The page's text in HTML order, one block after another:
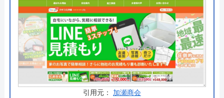
レの紹介」も無料で行ってくれるので、まずは気軽
に相談してみてはいかがでしょうか。
公式サイトで
料金詳細を見る
今すぐ電話で相談する
0120-221-611
引用元： 加瀬商会